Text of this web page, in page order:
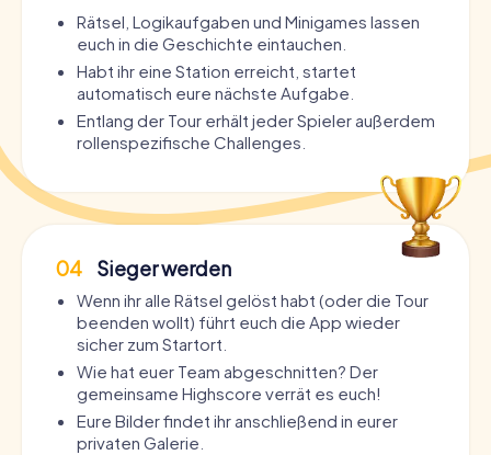
Rätsel, Logikaufgaben und Minigames lassen
euch in die Geschichte eintauchen.
Habt ihr eine Station erreicht, startet
automatisch eure nächste Aufgabe.
Entlang der Tour erhält jeder Spieler außerdem
rollenspezifische Challenges.
04 Sieger werden
Wenn ihr alle Rätsel gelöst habt (oder die Tour
beenden wollt) führt euch die App wieder
sicher zum Startort.
Wie hat euer Team abgeschnitten? Der
gemeinsame Highscore verrät es euch!
Eure Bilder findet ihr anschließend in eurer
privaten Galerie.